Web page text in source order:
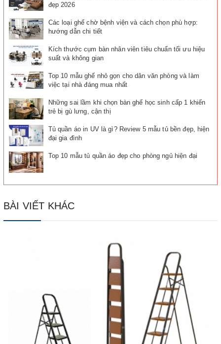
đẹp 2026
Các loại ghế chờ bệnh viện và cách chọn phù hợp:
hướng dẫn chi tiết
Kích thước cụm bàn nhân viên tiêu chuẩn tối ưu hiệu
suất và không gian
Top 10 mẫu ghế nhỏ gọn cho dân văn phòng và làm
việc tại nhà đáng mua nhất
Những sai lầm khi chọn bàn ghế học sinh cấp 1 khiến
trẻ bị gù lưng, cận thị
Tủ quần áo in UV là gì? Review 5 mẫu tủ bền đẹp, hiện
đại gia đình
Top 10 mẫu tủ quần áo đẹp cho phòng ngủ hiện đại
BÀI VIẾT KHÁC